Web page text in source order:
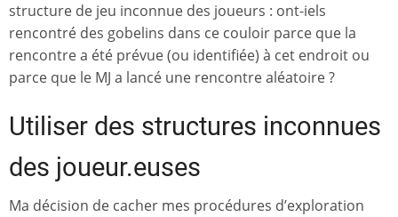
structure de jeu inconnue des joueurs : ont-iels
rencontré des gobelins dans ce couloir parce que la
rencontre a été prévue (ou identifiée) à cet endroit ou
parce que le MJ a lancé une rencontre aléatoire ?
Utiliser des structures inconnues
des joueur.euses
Ma décision de cacher mes procédures d’exploration